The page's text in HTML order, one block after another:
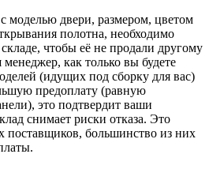
моделью двери, размером, цветом
полотна, необходимо
складе, чтобы её не продали другому
как только вы будете
(идущих под сборку для вас)
предоплату (равную
это подтвердит ваши
снимает риски отказа. Это
поставщиков, большинство из них